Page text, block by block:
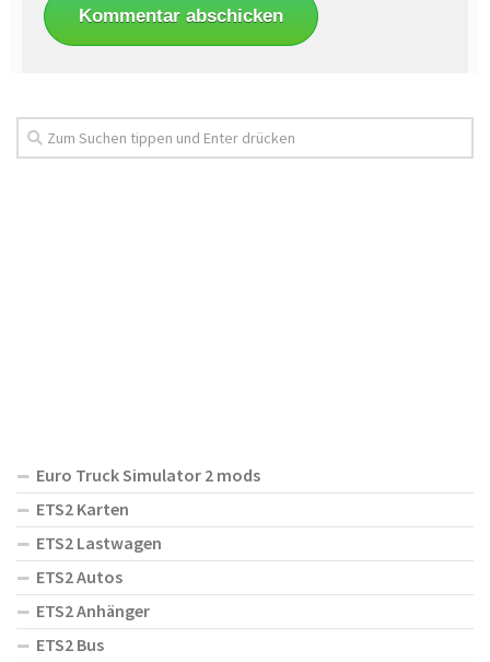
Euro Truck Simulator 2 mods
ETS2 Karten
ETS2 Lastwagen
ETS2 Autos
ETS2 Anhänger
ETS2 Bus